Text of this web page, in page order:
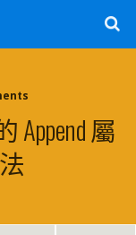
Append 屬